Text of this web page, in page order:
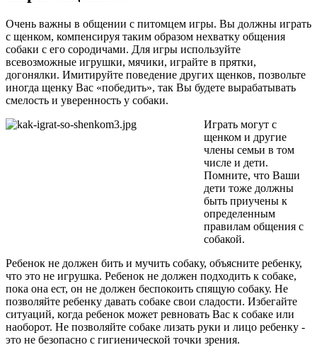
Очень важны в общении с питомцем игры. Вы должны играть
с щенком, компенсируя таким образом нехватку общения
собаки с его сородичами. Для игры используйте
всевозможные игрушки, мячики, играйте в прятки,
догонялки. Имитируйте поведение других щенков, позвольте
иногда щенку Вас «победить», так Вы будете вырабатывать
смелость и уверенность у собаки.
Играть могут с
щенком и другие
члены семьи в том
числе и дети.
Помните, что Ваши
дети тоже должны
быть приучены к
определенным
правилам общения с
собакой.
Ребенок не должен бить и мучить собаку, объясните ребенку,
что это не игрушка. Ребенок не должен подходить к собаке,
пока она ест, он не должен беспокоить спящую собаку. Не
позволяйте ребенку давать собаке свои сладости. Избегайте
ситуаций, когда ребенок может ревновать Вас к собаке или
наоборот. Не позволяйте собаке лизать руки и лицо ребенку -
это не безопасно с гигиенической точки зрения.